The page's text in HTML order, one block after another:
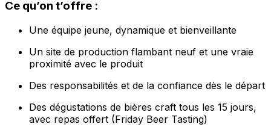
Ce qu’on t’offre :
Une équipe jeune, dynamique et bienveillante
Un site de production flambant neuf et une vraie
proximité avec le produit
Des responsabilités et de la confiance dès le départ
Des dégustations de bières craft tous les 15 jours,
avec repas offert (Friday Beer Tasting)